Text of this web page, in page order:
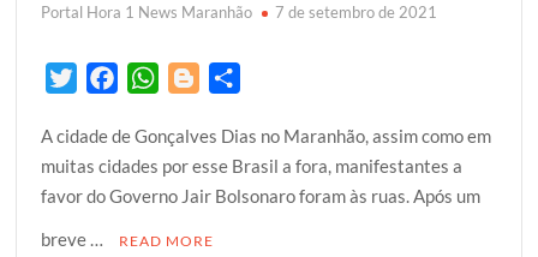
Portal Hora 1 News Maranhão 7 de setembro de 2021
i
t
t
e
c
e
b
o
W
a
t
s
A
o
g
g
e
a
r
e
A cidade de Gonçalves Dias no Maranhão, assim como em
muitas cidades por esse Brasil a fora, manifestantes a
favor do Governo Jair Bolsonaro foram às ruas. Após um
breve …
READ MORE